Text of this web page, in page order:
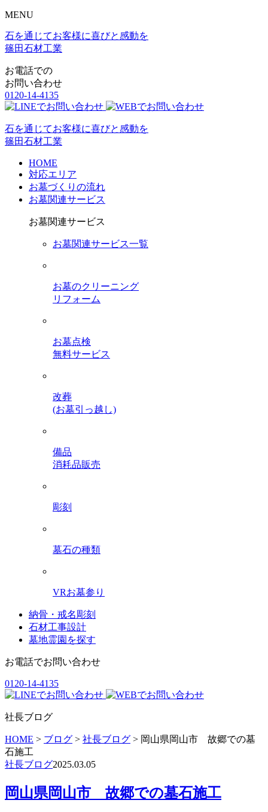
MENU
石を通じてお客様に喜びと感動を
篠田石材工業
お電話での
お問い合わせ
0120-14-4135
石を通じてお客様に喜びと感動を
篠田石材工業
HOME
対応エリア
お墓づくりの流れ
お墓関連サービス
お墓関連サービス
お墓関連サービス一覧
お墓のクリーニング
リフォーム
お墓点検
無料サービス
改葬
(お墓引っ越し)
備品
消耗品販売
彫刻
墓石の種類
VRお墓参り
納骨・戒名彫刻
石材工事設計
墓地霊園を探す
お電話でお問い合わせ
0120-14-4135
社長ブログ
HOME > ブログ > 社長ブログ > 岡山県岡山市 故郷での墓
石施工
社長ブログ2025.03.05
岡山県岡山市 故郷での墓石施工